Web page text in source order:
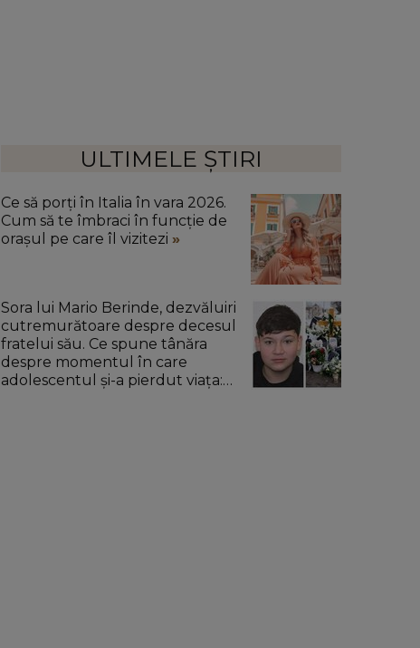
ULTIMELE ȘTIRI
Ce să porți în Italia în vara 2026.
Cum să te îmbraci în funcție de
orașul pe care îl vizitezi
Sora lui Mario Berinde, dezvăluiri
cutremurătoare despre decesul
fratelui său. Ce spune tânăra
despre momentul în care
adolescentul și-a pierdut viața: